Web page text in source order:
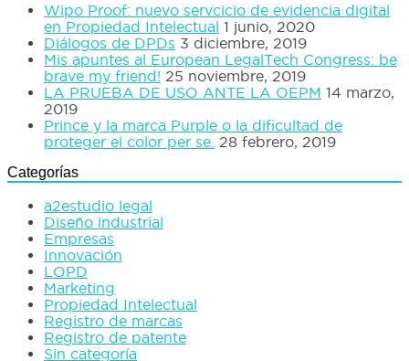
Wipo Proof: nuevo servcicio de evidencia digital
en Propiedad Intelectual 1 junio, 2020
Diálogos de DPDs 3 diciembre, 2019
Mis apuntes al European LegalTech Congress: be
brave my friend! 25 noviembre, 2019
LA PRUEBA DE USO ANTE LA OEPM 14 marzo,
2019
Prince y la marca Purple o la dificultad de
proteger el color per se. 28 febrero, 2019
Categorías
a2estudio legal
Diseño industrial
Empresas
Innovación
LOPD
Marketing
Propiedad Intelectual
Registro de marcas
Registro de patente
Sin categoría